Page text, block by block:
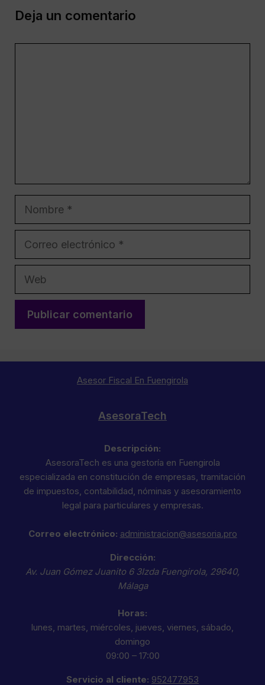
Deja un comentario
Nombre
Correo
Web
Asesor Fiscal En Fuengirola
AsesoraTech
Descripción:
AsesoraTech es una gestoría en Fuengirola
especializada en constitución de empresas, tramitación
de impuestos, contabilidad, nóminas y asesoramiento
legal para particulares y empresas.
Correo electrónico: administracion@asesoria.pro
Dirección:
Av. Juan Gómez Juanito 6 3Izda Fuengirola, 29640,
Málaga
Horas:
lunes, martes, miércoles, jueves, viernes, sábado,
domingo
09:00 – 17:00
Servicio al cliente: 952477953